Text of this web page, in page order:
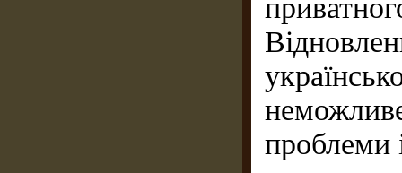
проблеми